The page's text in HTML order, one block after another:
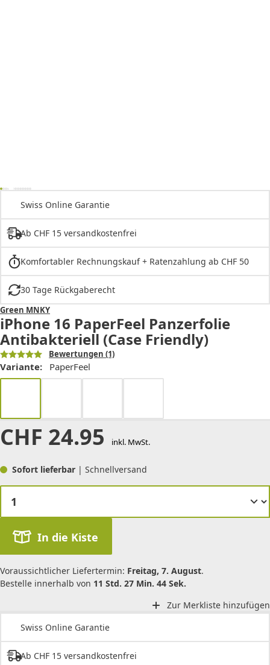
Swiss Online Garantie
Ab CHF 15 versandkostenfrei
Komfortabler Rechnungskauf + Ratenzahlung ab CHF 50
30 Tage Rückgaberecht
Green MNKY
iPhone 16 PaperFeel Panzerfolie
Antibakteriell (Case Friendly)
Bewertungen (1)
Variante: PaperFeel
CHF 24.95 inkl. MwSt.
Sofort lieferbar | Schnellversand
In die Kiste
Voraussichtlicher Liefertermin: Freitag, 7. August.
Bestelle innerhalb von 11 Std. 27 Min. 44 Sek.
Zur Merkliste hinzufügen
Swiss Online Garantie
Ab CHF 15 versandkostenfrei